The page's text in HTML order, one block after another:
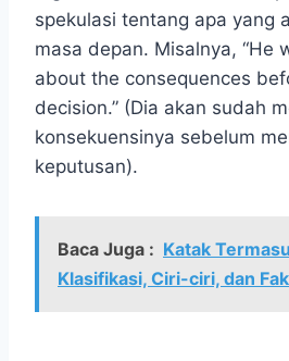
spekulasi tentang apa yang
masa depan. Misalnya, “He
about the consequences
decision.” (Dia akan sudah
konsekuensinya sebelum
keputusan).
Baca Juga : Katak
Klasifikasi, Ciri-ciri, dan